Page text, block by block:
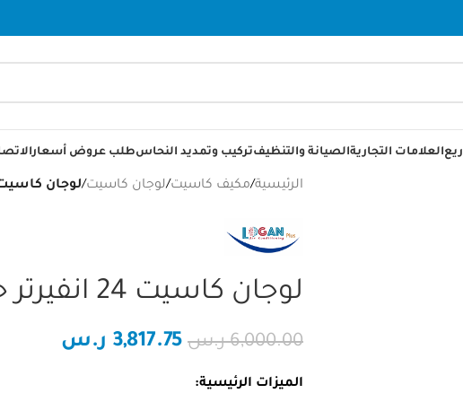
العلامات التجاريةالصيانة والتنظيفتركيب وتمديد النحاسطلب عروض أسعار
الرئيسية/مكيف كاسيت/لوجان كاسيت/لوجان كاسيت 24 انفيرتر حار بارد 2
لوجان كاسيت 24 انفيرتر حار بارد 2 طن
6,000.00 ر.س 3,817.75 ر.س
الميزات الرئيسية: